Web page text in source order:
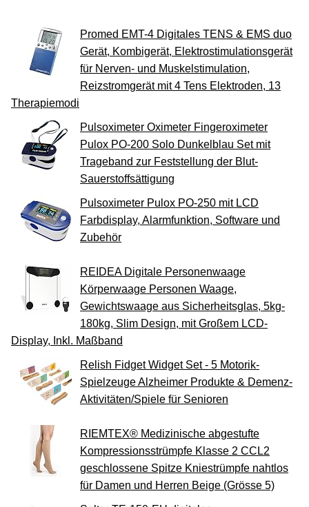
Promed EMT-4 Digitales TENS & EMS duo
Gerät, Kombigerät, Elektrostimulationsgerät
für Nerven- und Muskelstimulation,
Reizstromgerät mit 4 Tens Elektroden, 13
Therapiemodi
Pulsoximeter Oximeter Fingeroximeter
Pulox PO-200 Solo Dunkelblau Set mit
Trageband zur Feststellung der Blut-
Sauerstoffsättigung
Pulsoximeter Pulox PO-250 mit LCD
Farbdisplay, Alarmfunktion, Software und
Zubehör
REIDEA Digitale Personenwaage
Körperwaage Personen Waage,
Gewichtswaage aus Sicherheitsglas, 5kg-
180kg, Slim Design, mit Großem LCD-
Display, Inkl. Maßband
Relish Fidget Widget Set - 5 Motorik-
Spielzeuge Alzheimer Produkte & Demenz-
Aktivitäten/Spiele für Senioren
RIEMTEX® Medizinische abgestufte
Kompressionsstrümpfe Klasse 2 CCL2
geschlossene Spitze Kniestrümpfe nahtlos
für Damen und Herren Beige (Grösse 5)